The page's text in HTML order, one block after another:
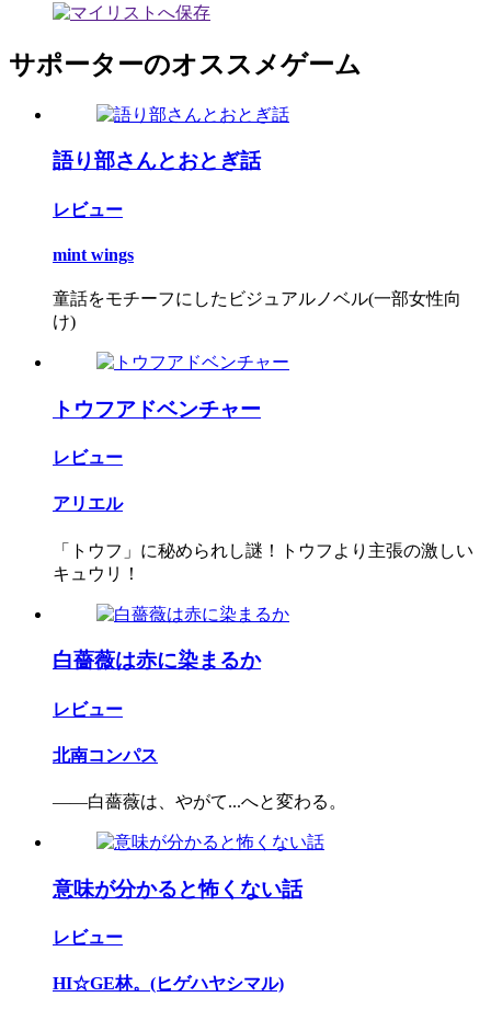
サポーターのオススメゲーム
語り部さんとおとぎ話
レビュー
mint wings
童話をモチーフにしたビジュアルノベル(一部女性向
け)
トウフアドベンチャー
レビュー
アリエル
「トウフ」に秘められし謎！トウフより主張の激しい
キュウリ！
白薔薇は赤に染まるか
レビュー
北南コンパス
――白薔薇は、やがて...へと変わる。
意味が分かると怖くない話
レビュー
HI☆GE林。(ヒゲハヤシマル)